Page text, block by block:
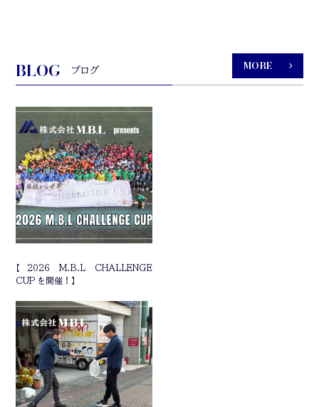
BLOG ブログ MORE
【2026 M.B.L CHALLENGE
CUP を開催！】